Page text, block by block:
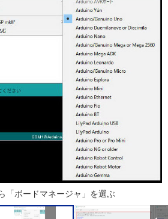
「ボードマネージャ」を選ぶ